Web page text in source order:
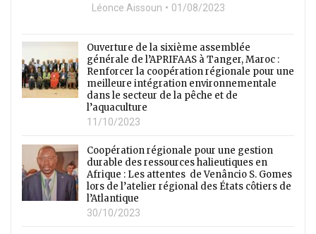
Léonce Aissoun 01/08/2023
Ouverture de la sixième assemblée
générale de l’APRIFAAS à Tanger, Maroc :
Renforcer la coopération régionale pour une
meilleure intégration environnementale
dans le secteur de la pêche et de
l’aquaculture
11/10/2023
Coopération régionale pour une gestion
durable des ressources halieutiques en
Afrique : Les attentes de Venâncio S. Gomes
lors de l’atelier régional des États côtiers de
l’Atlantique
30/10/2023